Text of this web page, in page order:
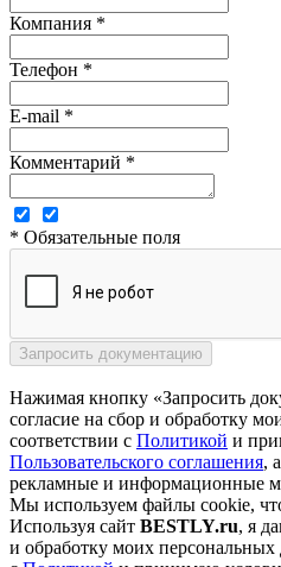
Компания *
Телефон *
E-mail *
Комментарий *
* Обязательные поля
Нажимая кнопку «Запросить
согласие на сбор и обработку
соответствии с Политикой и
Пользовательского соглашения,
рекламные и информационные
Мы используем файлы cookie,
Используя сайт BESTLY.ru, я
и обработку моих персональных